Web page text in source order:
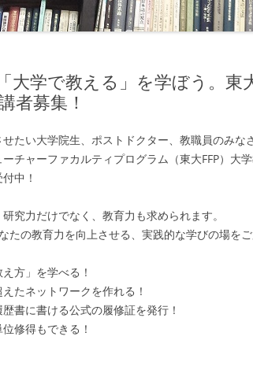
大学で教える」を学ぼう。東
者募集！
たい大学院生、ポストドクター、教職員のみな
ーチャーファカルティプログラム（東大FFP）大学
中！
究力だけでなく、教育力も求められます。
たの教育力を向上させる、実践的な学びの場をご
方」を学べる！
たネットワークを作れる！
書に書ける公式の履修証を発行！
修得もできる！